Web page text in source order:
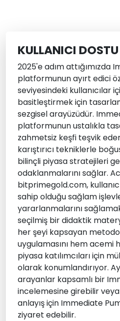
KULLANICI
2025'e adım attığımızda
platformunun ayırt edici
seviyesindeki kullanıcılar
basitleştirmek için
sezgisel arayüzüdür.
platformunun ustalıkla
zahmetsiz keşfi teşvik
karıştırıcı tekniklerle
bilinçli piyasa stratejileri
odaklanmalarını sağlar.
bitprimegold.com,
sahip olduğu sağlam
yararlanmalarını
seçilmiş bir didaktik
her şeyi kapsayan
uygulamasını hem acemi
piyasa katılımcıları için
olarak konumlandırıyor.
arayanlar kapsamlı bir
incelemesine girebilir
anlayış için Immediate
ziyaret edebilir.